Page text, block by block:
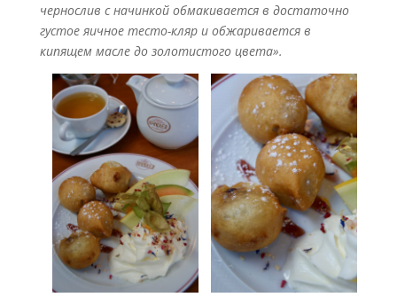
чернослив с начинкой обмакивается в достаточно
густое яичное тесто-кляр и обжаривается в
кипящем масле до золотистого цвета».